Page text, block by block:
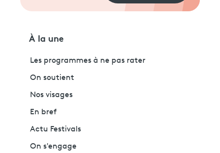
À la une
Les programmes à ne pas rater
On soutient
Nos visages
En bref
Actu Festivals
On s'engage